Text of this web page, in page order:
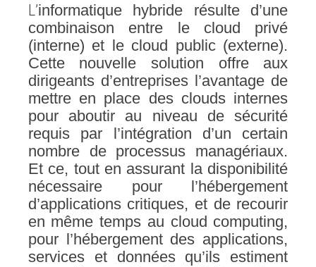
L’informatique hybride résulte d’une
combinaison entre le cloud privé
(interne) et le cloud public (externe).
Cette nouvelle solution offre aux
dirigeants d’entreprises l’avantage de
mettre en place des clouds internes
pour aboutir au niveau de sécurité
requis par l’intégration d’un certain
nombre de processus managériaux.
Et ce, tout en assurant la disponibilité
nécessaire pour l’hébergement
d’applications critiques, et de recourir
en même temps au cloud computing,
pour l’hébergement des applications,
services et données qu’ils estiment